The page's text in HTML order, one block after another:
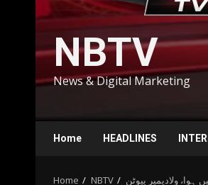
NBTV
News & Digital Marketing
Home HEADLINES
Home NBTV ولادیمیر پیوٹن